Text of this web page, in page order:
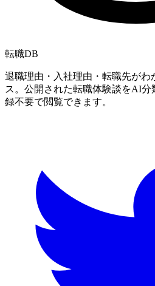
転職DB
退職理由・入社理由・転職先がわ
ス。公開された転職体験談をAI
録不要で閲覧できます。